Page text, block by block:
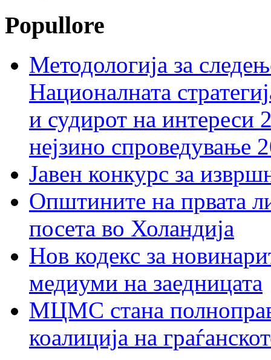
Popullore
Методологија за
Националната
и судирот на интереси
нејзино спроведување
Јавен конкурс за
Општините на првата
посета во Холандија
Нов кодекс за
медиуми на заедницата
МЦМС стана
коалиција на